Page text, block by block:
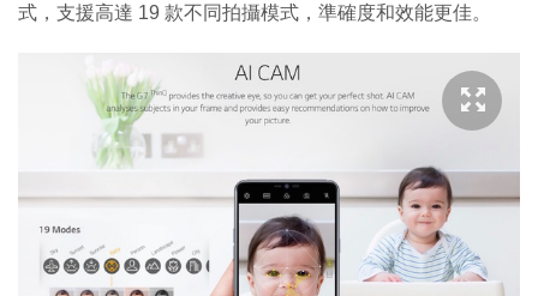
式，支援高達 19 款不同拍攝模式，準確度和效能更佳。